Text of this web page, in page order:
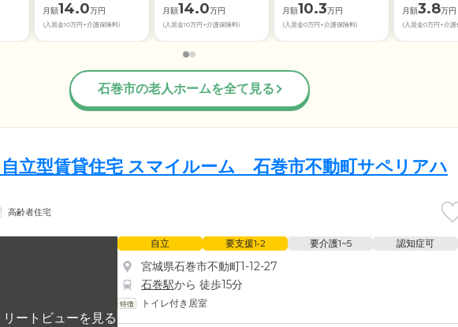
月額14.0万円
(入居金10万円+介護保険料)
月額14.0万円
(入居金10万円+介護保険料)
月額10.3万円
(入居金0万円+介護保険料)
月額3.8万円
(入居金0万円+介護
石巻市の老人ホームを全て見る
立型賃貸住宅 スマイルーム 石巻市不動町サペリアハ
高齢者住宅
自立 要支援1•2 要介護1~5 認知症可
宮城県石巻市不動町1-12-27
石巻駅から 徒歩15分
トイレ付き居室